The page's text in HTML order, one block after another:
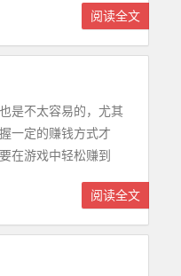
阅读全文
是不太容易的，尤其
一定的赚钱方式才
在游戏中轻松赚到
阅读全文